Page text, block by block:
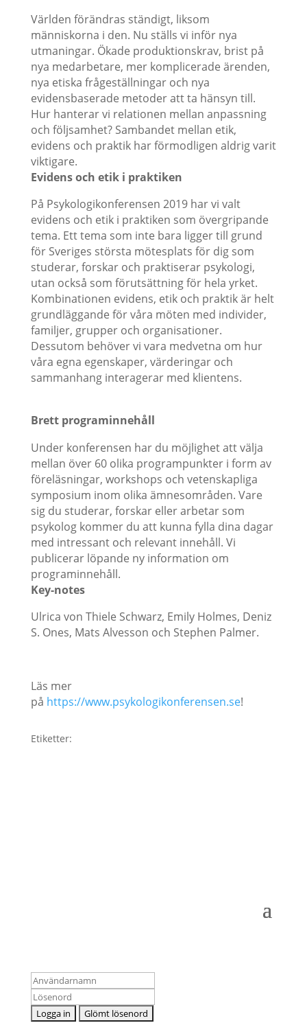
Världen förändras ständigt, liksom
människorna i den. Nu ställs vi inför nya
utmaningar. Ökade produktionskrav, brist på
nya medarbetare, mer komplicerade ärenden,
nya etiska frågeställningar och nya
evidensbaserade metoder att ta hänsyn till.
Hur hanterar vi relationen mellan anpassning
och följsamhet? Sambandet mellan etik,
evidens och praktik har förmodligen aldrig varit
viktigare.
Evidens och etik i praktiken
På Psykologikonferensen 2019 har vi valt
evidens och etik i praktiken som övergripande
tema. Ett tema som inte bara ligger till grund
för Sveriges största mötesplats för dig som
studerar, forskar och praktiserar psykologi,
utan också som förutsättning för hela yrket.
Kombinationen evidens, etik och praktik är helt
grundläggande för våra möten med individer,
familjer, grupper och organisationer.
Dessutom behöver vi vara medvetna om hur
våra egna egenskaper, värderingar och
sammanhang interagerar med klientens.
Brett programinnehåll
Under konferensen har du möjlighet att välja
mellan över 60 olika programpunkter i form av
föreläsningar, workshops och vetenskapliga
symposium inom olika ämnesområden. Vare
sig du studerar, forskar eller arbetar som
psykolog kommer du att kunna fylla dina dagar
med intressant och relevant innehåll. Vi
publicerar löpande ny information om
programinnehåll.
Key-notes
Ulrica von Thiele Schwarz, Emily Holmes, Deniz
S. Ones, Mats Alvesson och Stephen Palmer.
Läs mer
på https://www.psykologikonferensen.se!
Etiketter: